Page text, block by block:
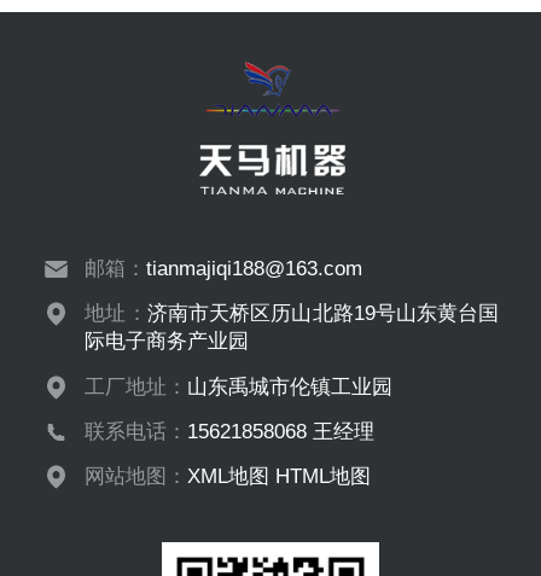
邮箱：tianmajiqi188@163.com
地址： 济南市天桥区历山北路19号山东黄台国
际电子商务产业园
工厂地址： 山东禹城市伦镇工业园
联系电话： 15621858068 王经理
网站地图：XML地图 HTML地图